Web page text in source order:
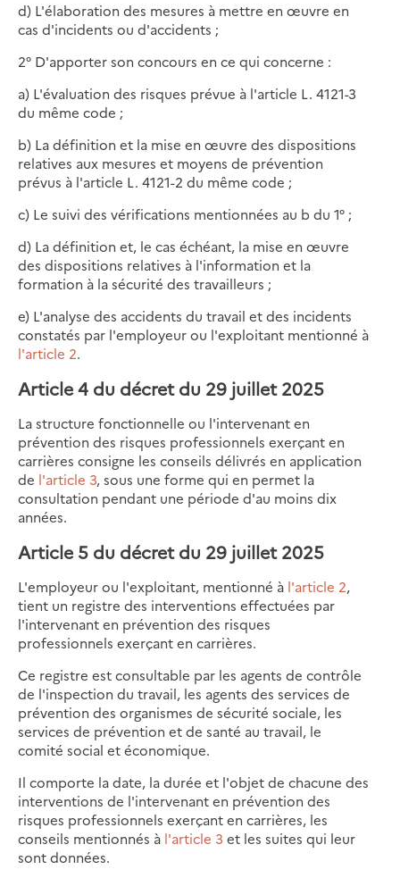
d) L'élaboration des mesures à mettre en œuvre en
cas d'incidents ou d'accidents ;
2° D'apporter son concours en ce qui concerne :
a) L'évaluation des risques prévue à l'article L. 4121-3
du même code ;
b) La définition et la mise en œuvre des dispositions
relatives aux mesures et moyens de prévention
prévus à l'article L. 4121-2 du même code ;
c) Le suivi des vérifications mentionnées au b du 1° ;
d) La définition et, le cas échéant, la mise en œuvre
des dispositions relatives à l'information et la
formation à la sécurité des travailleurs ;
e) L'analyse des accidents du travail et des incidents
constatés par l'employeur ou l'exploitant mentionné à
l'article 2.
Article 4 du décret du 29 juillet 2025
La structure fonctionnelle ou l'intervenant en
prévention des risques professionnels exerçant en
carrières consigne les conseils délivrés en application
de l'article 3, sous une forme qui en permet la
consultation pendant une période d'au moins dix
années.
Article 5 du décret du 29 juillet 2025
L'employeur ou l'exploitant, mentionné à l'article 2,
tient un registre des interventions effectuées par
l'intervenant en prévention des risques
professionnels exerçant en carrières.
Ce registre est consultable par les agents de contrôle
de l'inspection du travail, les agents des services de
prévention des organismes de sécurité sociale, les
services de prévention et de santé au travail, le
comité social et économique.
Il comporte la date, la durée et l'objet de chacune des
interventions de l'intervenant en prévention des
risques professionnels exerçant en carrières, les
conseils mentionnés à l'article 3 et les suites qui leur
sont données.